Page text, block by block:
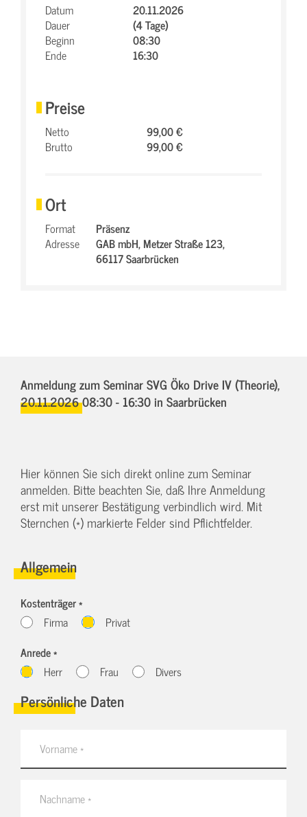
Datum
20.11.2026
Dauer
(4 Tage)
Beginn
08:30
Ende
16:30
Preise
Netto
99,00 €
Brutto
99,00 €
Ort
Format
Präsenz
Adresse
GAB mbH,Metzer Straße 123,
66117 Saarbrücken
Anmeldung zum Seminar SVG Öko Drive IV (Theorie),
20.11.2026 08:30 - 16:30in Saarbrücken
Hier können Sie sich direkt online zum Seminar
anmelden. Bitte beachten Sie, daß Ihre Anmeldung
erst mit unserer Bestätigung verbindlich wird. Mit
Sternchen (*) markierte Felder sind Pflichtfelder.
Allgemein
Kostenträger *
Firma
Privat
Anrede *
Herr
Frau Divers
Persönliche Daten